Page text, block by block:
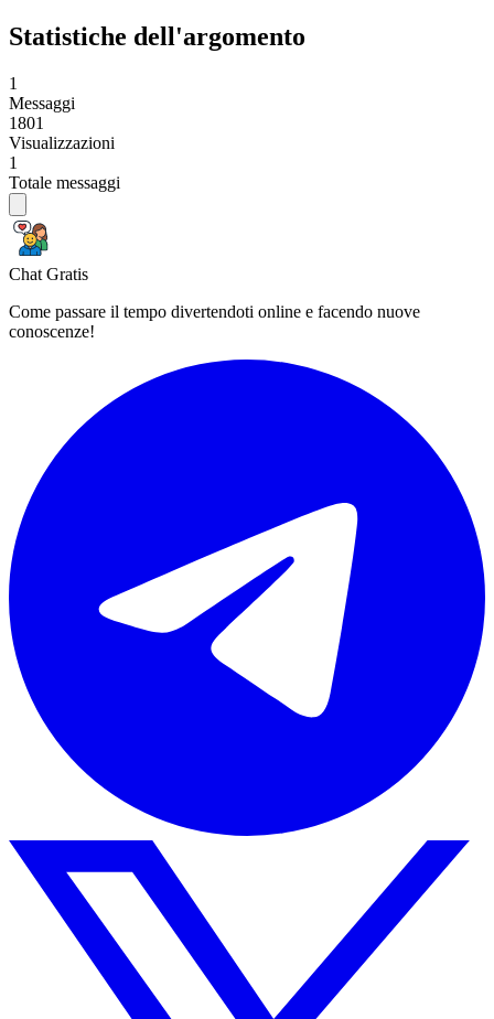
Statistiche dell'argomento
1
Messaggi
1801
Visualizzazioni
1
Totale messaggi
Chat Gratis
Come passare il tempo divertendoti online e facendo nuove
conoscenze!